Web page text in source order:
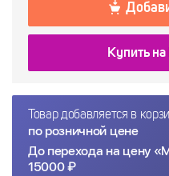
Купить на
Товар добавляется в
по розничной цене
До перехода на цену
15000 ₽